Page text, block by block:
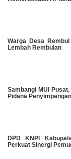
Warga Desa
Lembah Rembulan
Sambangi MUI
Pidana
DPD KNPI
Perkuat Sinergi